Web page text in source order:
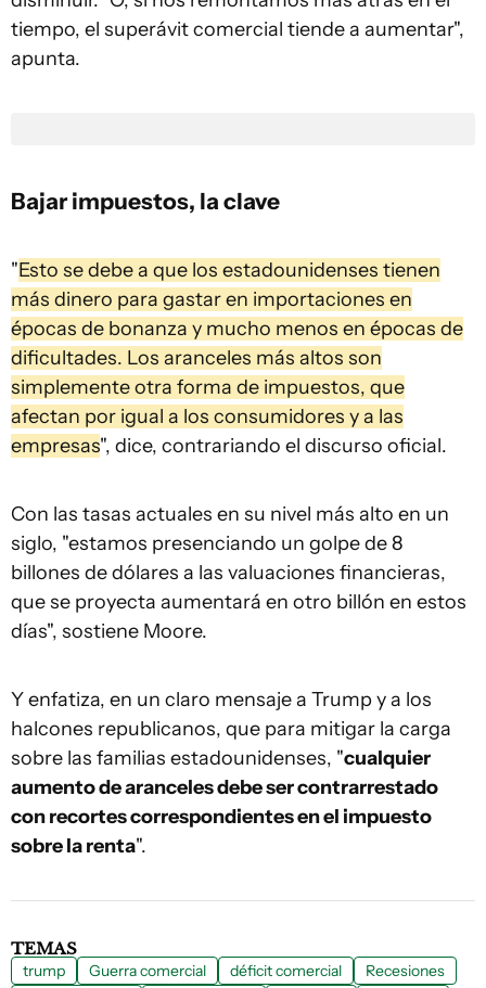
tiempo, el superávit comercial tiende a aumentar",
apunta.
Bajar impuestos, la clave
"Esto se debe a que los estadounidenses tienen
más dinero para gastar en importaciones en
épocas de bonanza y mucho menos en épocas de
dificultades. Los aranceles más altos son
simplemente otra forma de impuestos, que
afectan por igual a los consumidores y a las
empresas", dice, contrariando el discurso oficial.
Con las tasas actuales en su nivel más alto en un
siglo, "estamos presenciando un golpe de 8
billones de dólares a las valuaciones financieras,
que se proyecta aumentará en otro billón en estos
días", sostiene Moore.
Y enfatiza, en un claro mensaje a Trump y a los
halcones republicanos, que para mitigar la carga
sobre las familias estadounidenses, "cualquier
aumento de aranceles debe ser contrarrestado
con recortes correspondientes en el impuesto
sobre la renta".
TEMAS
trump Guerra comercial déficit comercial
Recesiones